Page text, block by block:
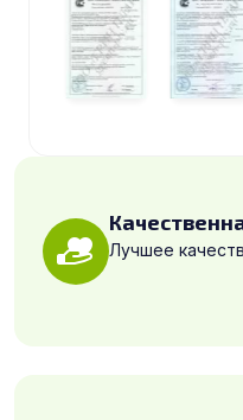
Лучшее